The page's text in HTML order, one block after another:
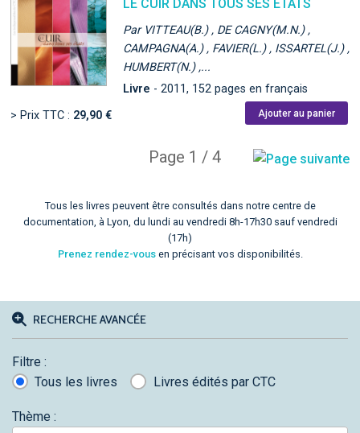
LE CUIR DANS TOUS SES ÉTATS
Par VITTEAU(B.) , DE CAGNY(M.N.) ,
CAMPAGNA(A.) , FAVIER(L.) , ISSARTEL(J.) ,
HUMBERT(N.) ,...
Livre - 2011, 152 pages en français
> Prix TTC : 29,90 € Ajouter au panier
Page 1 / 4
Tous les livres peuvent être consultés dans notre centre de
documentation, à Lyon, du lundi au vendredi 8h-17h30 sauf vendredi
(17h)
Prenez rendez-vousen précisant vos disponibilités.
RECHERCHE AVANCÉE
Filtre :
Tous les livres
Livres édités par CTC
Thème :